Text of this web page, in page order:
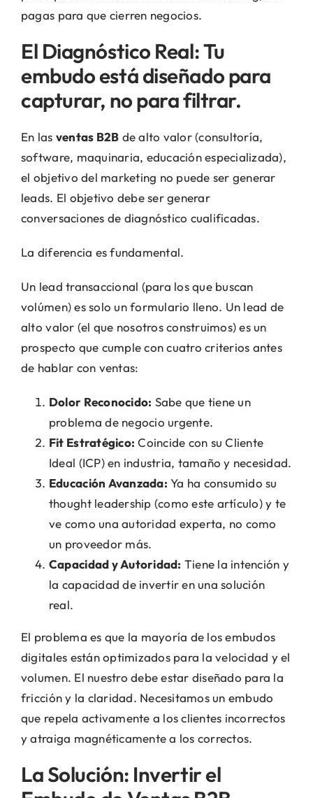
pagas para que cierren negocios.
El Diagnóstico Real: Tu
embudo está diseñado para
capturar, no para filtrar.
En las ventas B2B de alto valor (consultoría,
software, maquinaria, educación especializada),
el objetivo del marketing no puede ser generar
leads. El objetivo debe ser generar
conversaciones de diagnóstico cualificadas.
La diferencia es fundamental.
Un lead transaccional (para los que buscan
volúmen) es solo un formulario lleno. Un lead de
alto valor (el que nosotros construimos) es un
prospecto que cumple con cuatro criterios antes
de hablar con ventas:
Dolor Reconocido: Sabe que tiene un
problema de negocio urgente.
Fit Estratégico: Coincide con su Cliente
Ideal (ICP) en industria, tamaño y necesidad.
Educación Avanzada: Ya ha consumido su
thought leadership (como este artículo) y te
ve como una autoridad experta, no como
un proveedor más.
Capacidad y Autoridad: Tiene la intención y
la capacidad de invertir en una solución
real.
El problema es que la mayoría de los embudos
digitales están optimizados para la velocidad y el
volumen. El nuestro debe estar diseñado para la
fricción y la claridad. Necesitamos un embudo
que repela activamente a los clientes incorrectos
y atraiga magnéticamente a los correctos.
La Solución: Invertir el